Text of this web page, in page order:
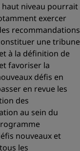
haut niveau pourrait
exercer
recommandations
une tribune
à la définition de
favoriser la
défis en
en revue les
des
au sein du
nouveaux et
les